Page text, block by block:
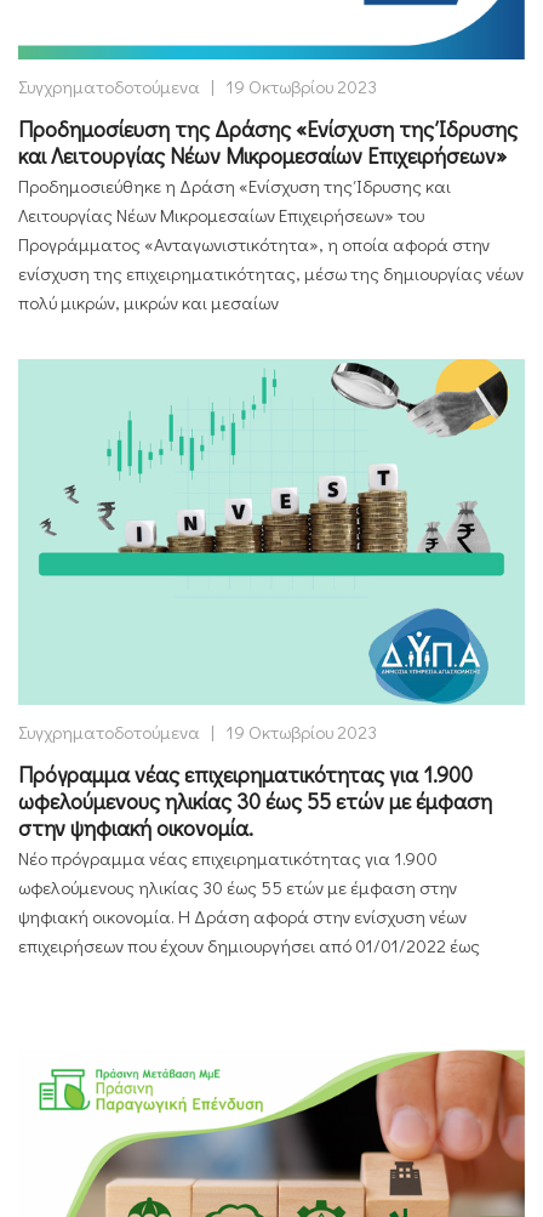
Συγχρηματοδοτούμενα | 19 Οκτωβρίου 2023
Προδημοσίευση της Δράσης «Ενίσχυση της Ίδρυσης
και Λειτουργίας Νέων Μικρομεσαίων Επιχειρήσεων»
Προδημοσιεύθηκε η Δράση «Ενίσχυση της Ίδρυσης και
Λειτουργίας Νέων Μικρομεσαίων Επιχειρήσεων» του
Προγράμματος «Ανταγωνιστικότητα», η οποία αφορά στην
ενίσχυση της επιχειρηματικότητας, μέσω της δημιουργίας νέων
πολύ μικρών, μικρών και μεσαίων
Συγχρηματοδοτούμενα | 19 Οκτωβρίου 2023
Πρόγραμμα νέας επιχειρηματικότητας για 1.900
ωφελούμενους ηλικίας 30 έως 55 ετών με έμφαση
στην ψηφιακή οικονομία.
Νέο πρόγραμμα νέας επιχειρηματικότητας για 1.900
ωφελούμενους ηλικίας 30 έως 55 ετών με έμφαση στην
ψηφιακή οικονομία. Η Δράση αφορά στην ενίσχυση νέων
επιχειρήσεων που έχουν δημιουργήσει από 01/01/2022 έως